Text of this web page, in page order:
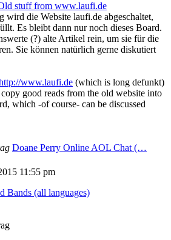
stuff from www.laufi.de
wird die Website laufi.de abgeschaltet,
Es bleibt dann nur noch dieses Board.
(?) alte Artikel rein, um sie für die
Sie können natürlich gerne diskutiert
www.laufi.de (which is long defunkt)
good reads from the old website into
which -of course- can be discussed
Doane Perry Online AOL Chat (…
11:55 pm
Bands (all languages)